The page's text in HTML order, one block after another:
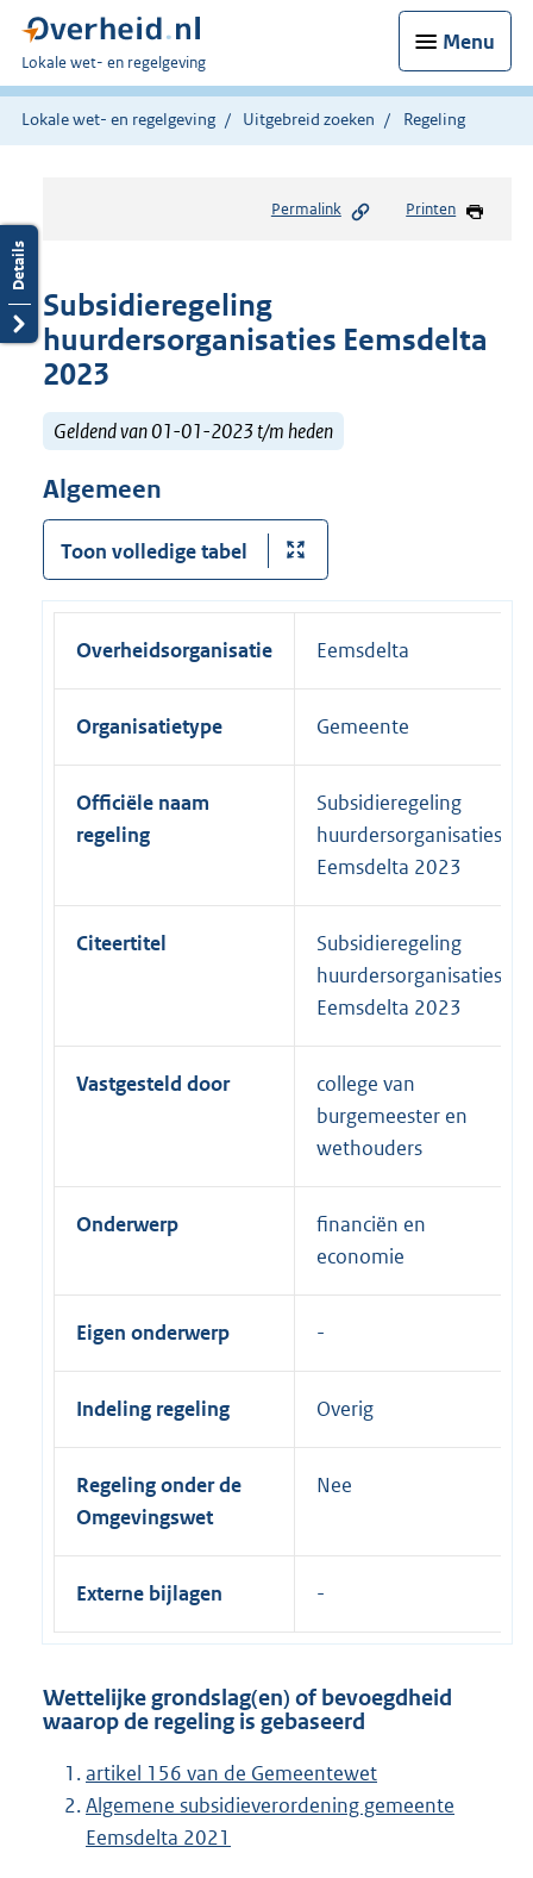
Menu
U
bent
hier:
Lokale wet- en regelgeving
Lokale wet- en regelgeving Uitgebreid zoeken Regeling
Permalink Printen
Subsidieregeling
huurdersorganisaties Eemsdelta
2023
Geldend van 01-01-2023 t/m heden
Algemeen
Toon volledige tabel
Overheidsorganisatie Eemsdelta
Organisatietype Gemeente
Officiële naam
regeling
Subsidieregeling
huurdersorganisaties
Eemsdelta 2023
Citeertitel
Subsidieregeling
huurdersorganisaties
Eemsdelta 2023
Vastgesteld door
college van
burgemeester en
wethouders
Onderwerp
financiën en
economie
Eigen onderwerp
Indeling regeling Overig
Regeling onder de
Omgevingswet
Nee
Externe bijlagen
Wettelijke grondslag(en) of bevoegdheid
waarop de regeling is gebaseerd
artikel 156 van de Gemeentewet
Algemene subsidieverordening gemeente
Eemsdelta 2021